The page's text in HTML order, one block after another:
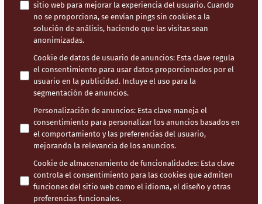
sitio web para mejorar la experiencia del usuario. Cuando
no se proporciona, se envían pings sin cookies a la
solución de análisis, haciendo que las visitas sean
anonimizadas.
Cookie de datos de usuario de anuncios: Esta clave regula
el consentimiento para usar datos proporcionados por el
usuario en la publicidad. Incluye el uso para la
segmentación de anuncios.
Personalización de anuncios: Esta clave maneja el
consentimiento para personalizar los anuncios basados en
el comportamiento y las preferencias del usuario,
mejorando la relevancia de los anuncios.
Cookie de almacenamiento de funcionalidades: Esta clave
controla el consentimiento para las cookies que admiten
funciones del sitio web como el idioma, el diseño y otras
preferencias funcionales.